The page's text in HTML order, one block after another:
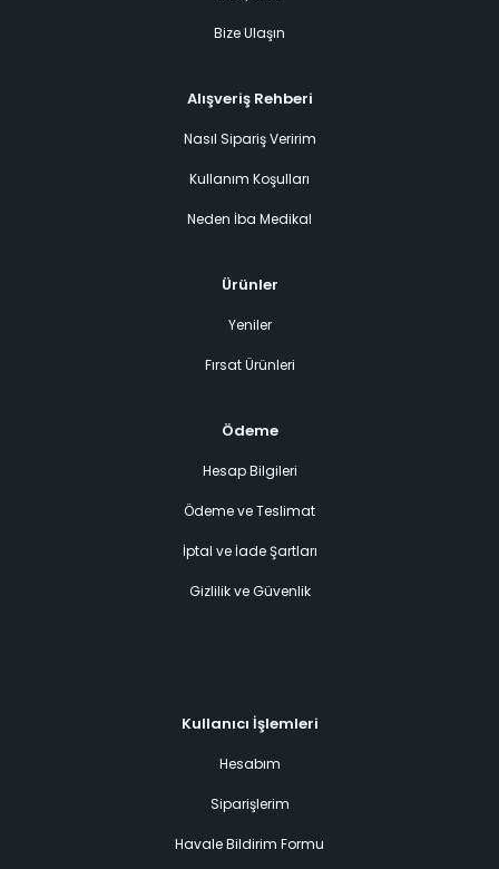
Bize Ulaşın
Alışveriş Rehberi
Nasıl Sipariş Veririm
Kullanım Koşulları
Neden İba Medikal
Ürünler
Yeniler
Fırsat Ürünleri
Ödeme
Hesap Bilgileri
Ödeme ve Teslimat
İptal ve İade Şartları
Gizlilik ve Güvenlik
Kullanıcı İşlemleri
Hesabım
Siparişlerim
Havale Bildirim Formu